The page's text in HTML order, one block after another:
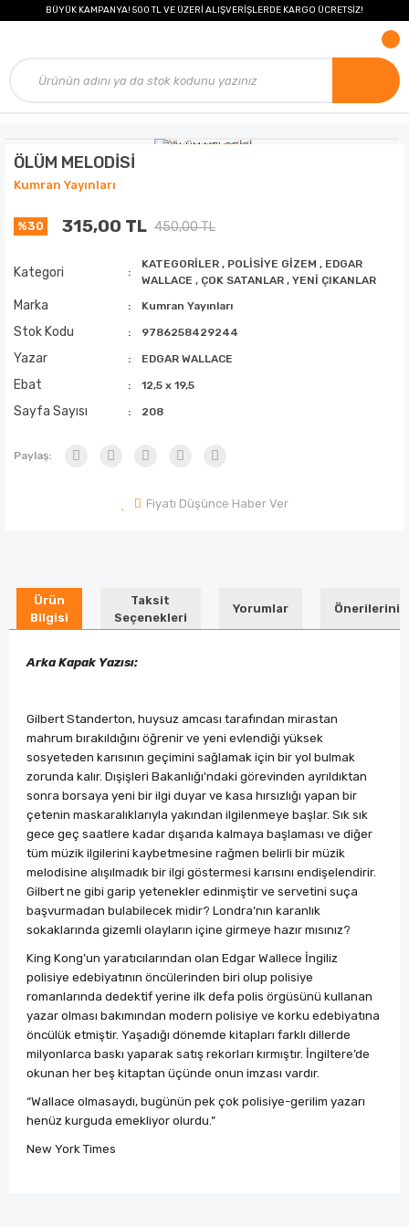
BÜYÜK KAMPANYA! 500 TL VE ÜZERİ ALIŞVERİŞLERDE KARGO ÜCRETSİZ!
ÖLÜM MELODİSİ
Kumran Yayınları
%30 315,00 TL 450,00 TL
Kategori
KATEGORİLER , POLİSİYE GİZEM , EDGAR
WALLACE , ÇOK SATANLAR ,YENİ ÇIKANLAR
Marka Kumran Yayınları
Stok Kodu 9786258429244
Yazar EDGAR WALLACE
Ebat 12,5 x 19,5
Sayfa Sayısı 208
Paylaş:
Fiyatı Düşünce Haber Ver
Ürün
Bilgisi
Taksit
Seçenekleri
Yorumlar Önerileriniz
Arka Kapak Yazısı:
Gilbert Standerton, huysuz amcası tarafından mirastan
mahrum bırakıldığını öğrenir ve yeni evlendiği yüksek
sosyeteden karısının geçimini sağlamak için bir yol bulmak
zorunda kalır. Dışişleri Bakanlığı'ndaki görevinden ayrıldıktan
sonra borsaya yeni bir ilgi duyar ve kasa hırsızlığı yapan bir
çetenin maskaralıklarıyla yakından ilgilenmeye başlar. Sık sık
gece geç saatlere kadar dışarıda kalmaya başlaması ve diğer
tüm müzik ilgilerini kaybetmesine rağmen belirli bir müzik
melodisine alışılmadık bir ilgi göstermesi karısını endişelendirir.
Gilbert ne gibi garip yetenekler edinmiştir ve servetini suça
başvurmadan bulabilecek midir? Londra’nın karanlık
sokaklarında gizemli olayların içine girmeye hazır mısınız?
King Kong’un yaratıcılarından olan Edgar Wallece İngiliz
polisiye edebiyatının öncülerinden biri olup polisiye
romanlarında dedektif yerine ilk defa polis örgüsünü kullanan
yazar olması bakımından modern polisiye ve korku edebiyatına
öncülük etmiştir. Yaşadığı dönemde kitapları farklı dillerde
milyonlarca baskı yaparak satış rekorları kırmıştır. İngiltere’de
okunan her beş kitaptan üçünde onun imzası vardır.
“Wallace olmasaydı, bugünün pek çok polisiye-gerilim yazarı
henüz kurguda emekliyor olurdu.”
New York Times